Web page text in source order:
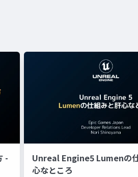
-
Unreal Engine5 Lumenの
心なところ